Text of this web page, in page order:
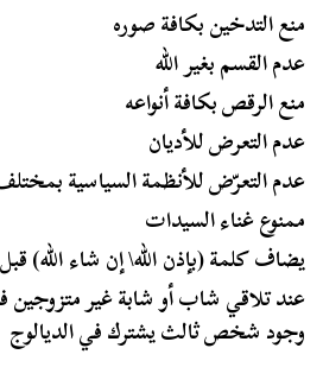
منع التدخين بكافة صوره
عدم القسم بغير الله
منع الرقص بكافة أنواعه
عدم التعرض للأديان
عدم التعرّض للأنظمة السياسية
ممنوع غناء السيدات
يضاف كلمة (بإذن الله\ إن شاء الله)
عند تلاقي شاب أو شابة غير
وجود شخص ثالث يشترك في الديالوج